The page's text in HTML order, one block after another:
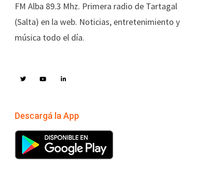
FM Alba 89.3 Mhz. Primera radio de Tartagal
(Salta) en la web. Noticias, entretenimiento y
música todo el día.
Descargá la App